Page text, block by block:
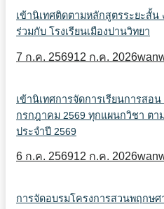
เข้านิเทศติดตามหลักสูตรระยะสั้
ร่วมกับ โรงเรียนเมืองปานวิทยา
7 ก.ค. 256912 ก.ค. 2026
เข้านิเทศการจัดการเรียนการสอ
กรกฎาคม 2569 ทุกแผนกวิชา ตา
ประจำปี 2569
6 ก.ค. 256912 ก.ค. 2026
การจัดอบรมโครงการสวนพฤกษศ